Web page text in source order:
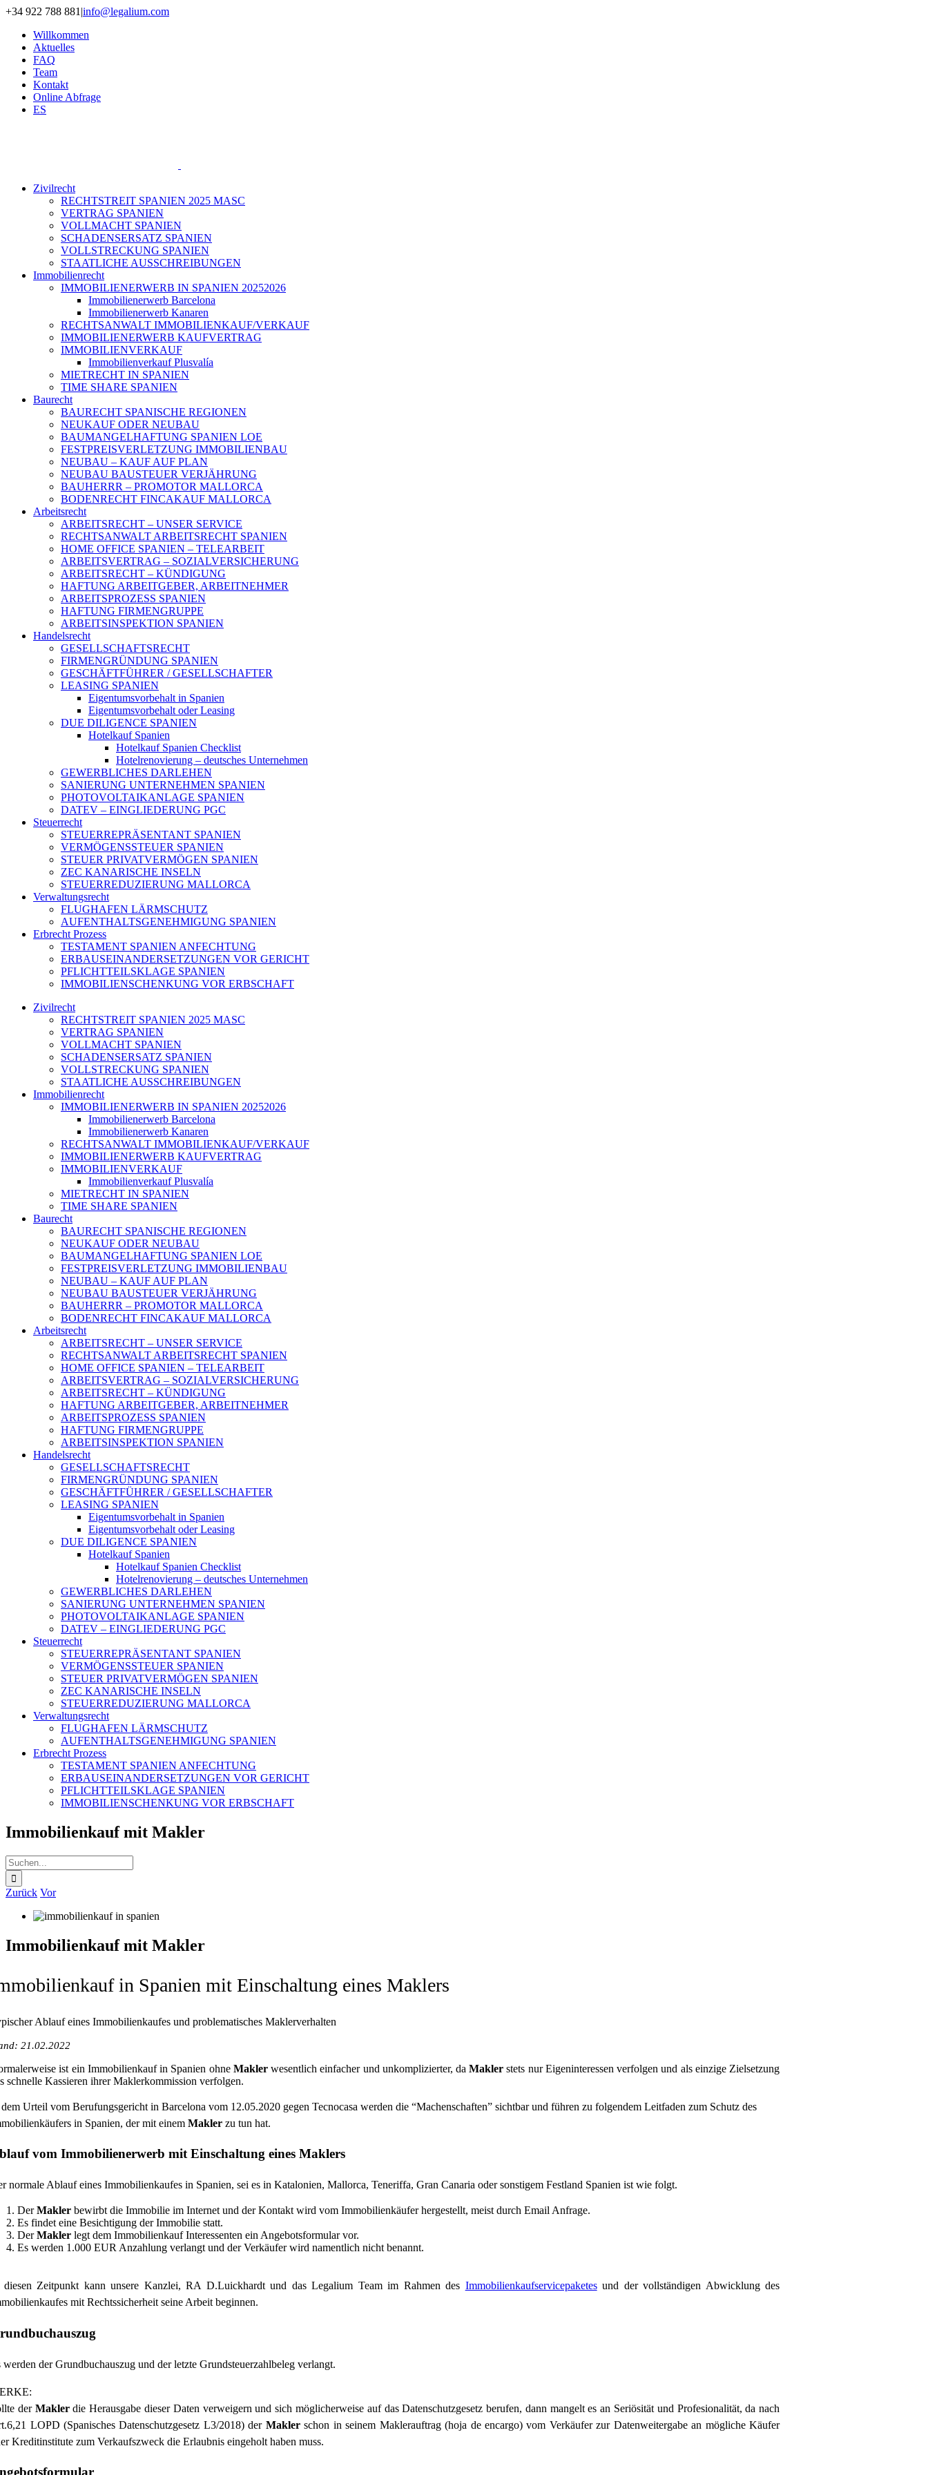
Zum
springen
+34 922 788 881 |info@legalium.com
Willkommen
Aktuelles
FAQ
Team
Kontakt
Online Abfrage
ES
Zivilrecht
RECHTSTREIT SPANIEN 2025 MASC
VERTRAG SPANIEN
VOLLMACHT SPANIEN
SCHADENSERSATZ SPANIEN
VOLLSTRECKUNG SPANIEN
STAATLICHE AUSSCHREIBUNGEN
Immobilienrecht
IMMOBILIENERWERB IN SPANIEN 20252026
Immobilienerwerb Barcelona
Immobilienerwerb Kanaren
RECHTSANWALT IMMOBILIENKAUF/VERKAUF
IMMOBILIENERWERB KAUFVERTRAG
IMMOBILIENVERKAUF
Immobilienverkauf Plusvalía
MIETRECHT IN SPANIEN
TIME SHARE SPANIEN
Baurecht
BAURECHT SPANISCHE REGIONEN
NEUKAUF ODER NEUBAU
BAUMANGELHAFTUNG SPANIEN LOE
FESTPREISVERLETZUNG IMMOBILIENBAU
NEUBAU – KAUF AUF PLAN
NEUBAU BAUSTEUER VERJÄHRUNG
BAUHERRR – PROMOTOR MALLORCA
BODENRECHT FINCAKAUF MALLORCA
Arbeitsrecht
ARBEITSRECHT – UNSER SERVICE
RECHTSANWALT ARBEITSRECHT SPANIEN
HOME OFFICE SPANIEN – TELEARBEIT
ARBEITSVERTRAG – SOZIALVERSICHERUNG
ARBEITSRECHT – KÜNDIGUNG
HAFTUNG ARBEITGEBER, ARBEITNEHMER
ARBEITSPROZESS SPANIEN
HAFTUNG FIRMENGRUPPE
ARBEITSINSPEKTION SPANIEN
Handelsrecht
GESELLSCHAFTSRECHT
FIRMENGRÜNDUNG SPANIEN
GESCHÄFTFÜHRER / GESELLSCHAFTER
LEASING SPANIEN
Eigentumsvorbehalt in Spanien
Eigentumsvorbehalt oder Leasing
DUE DILIGENCE SPANIEN
Hotelkauf Spanien
Hotelkauf Spanien Checklist
Hotelrenovierung – deutsches Unternehmen
GEWERBLICHES DARLEHEN
SANIERUNG UNTERNEHMEN SPANIEN
PHOTOVOLTAIKANLAGE SPANIEN
DATEV – EINGLIEDERUNG PGC
Steuerrecht
STEUERREPRÄSENTANT SPANIEN
VERMÖGENSSTEUER SPANIEN
STEUER PRIVATVERMÖGEN SPANIEN
ZEC KANARISCHE INSELN
STEUERREDUZIERUNG MALLORCA
Verwaltungsrecht
FLUGHAFEN LÄRMSCHUTZ
AUFENTHALTSGENEHMIGUNG SPANIEN
Erbrecht Prozess
TESTAMENT SPANIEN ANFECHTUNG
ERBAUSEINANDERSETZUNGEN VOR GERICHT
PFLICHTTEILSKLAGE SPANIEN
IMMOBILIENSCHENKUNG VOR ERBSCHAFT
Zivilrecht
RECHTSTREIT SPANIEN 2025 MASC
VERTRAG SPANIEN
VOLLMACHT SPANIEN
SCHADENSERSATZ SPANIEN
VOLLSTRECKUNG SPANIEN
STAATLICHE AUSSCHREIBUNGEN
Immobilienrecht
IMMOBILIENERWERB IN SPANIEN 20252026
Immobilienerwerb Barcelona
Immobilienerwerb Kanaren
RECHTSANWALT IMMOBILIENKAUF/VERKAUF
IMMOBILIENERWERB KAUFVERTRAG
IMMOBILIENVERKAUF
Immobilienverkauf Plusvalía
MIETRECHT IN SPANIEN
TIME SHARE SPANIEN
Baurecht
BAURECHT SPANISCHE REGIONEN
NEUKAUF ODER NEUBAU
BAUMANGELHAFTUNG SPANIEN LOE
FESTPREISVERLETZUNG IMMOBILIENBAU
NEUBAU – KAUF AUF PLAN
NEUBAU BAUSTEUER VERJÄHRUNG
BAUHERRR – PROMOTOR MALLORCA
BODENRECHT FINCAKAUF MALLORCA
Arbeitsrecht
ARBEITSRECHT – UNSER SERVICE
RECHTSANWALT ARBEITSRECHT SPANIEN
HOME OFFICE SPANIEN – TELEARBEIT
ARBEITSVERTRAG – SOZIALVERSICHERUNG
ARBEITSRECHT – KÜNDIGUNG
HAFTUNG ARBEITGEBER, ARBEITNEHMER
ARBEITSPROZESS SPANIEN
HAFTUNG FIRMENGRUPPE
ARBEITSINSPEKTION SPANIEN
Handelsrecht
GESELLSCHAFTSRECHT
FIRMENGRÜNDUNG SPANIEN
GESCHÄFTFÜHRER / GESELLSCHAFTER
LEASING SPANIEN
Eigentumsvorbehalt in Spanien
Eigentumsvorbehalt oder Leasing
DUE DILIGENCE SPANIEN
Hotelkauf Spanien
Hotelkauf Spanien Checklist
Hotelrenovierung – deutsches Unternehmen
GEWERBLICHES DARLEHEN
SANIERUNG UNTERNEHMEN SPANIEN
PHOTOVOLTAIKANLAGE SPANIEN
DATEV – EINGLIEDERUNG PGC
Steuerrecht
STEUERREPRÄSENTANT SPANIEN
VERMÖGENSSTEUER SPANIEN
STEUER PRIVATVERMÖGEN SPANIEN
ZEC KANARISCHE INSELN
STEUERREDUZIERUNG MALLORCA
Verwaltungsrecht
FLUGHAFEN LÄRMSCHUTZ
AUFENTHALTSGENEHMIGUNG SPANIEN
Erbrecht Prozess
TESTAMENT SPANIEN ANFECHTUNG
ERBAUSEINANDERSETZUNGEN VOR GERICHT
PFLICHTTEILSKLAGE SPANIEN
IMMOBILIENSCHENKUNG VOR ERBSCHAFT
Immobilienkauf mit Makler
Suche
nach:
Zurück Vor
Immobilienkauf mit Makler
in Spanien mit Einschaltung eines Maklers
Ablauf eines Immobilienkaufes und problematisches Maklerverhalten
21.02.2022
ist ein Immobilienkauf in Spanien ohne Maklerwesentlich einfacher und unkomplizierter, daMakler stets nur Eigeninteressen verfolgen und als einzige Zielsetzung
schnelle Kassieren ihrer Maklerkommission verfolgen.
Urteil vom Berufungsgericht in Barcelona vom 12.05.2020 gegen Tecnocasa werden die “Machenschaften” sichtbar und führen zu folgendem Leitfaden zum Schutz des
in Spanien, der mit einem Makler zu tun hat.
vom Immobilienerwerb mit Einschaltung eines Maklers
normale Ablauf eines Immobilienkaufes in Spanien, sei es in Katalonien, Mallorca, Teneriffa, Gran Canaria oder sonstigem Festland Spanien ist wie folgt.
DerMakler bewirbt die Immobilie im Internet und der Kontakt wird vom Immobilienkäufer hergestellt, meist durch Email Anfrage.
Es findet eine Besichtigung der Immobilie statt.
DerMakler legt dem Immobilienkauf Interessenten ein Angebotsformular vor.
Es werden 1.000 EUR Anzahlung verlangt und der Verkäufer wird namentlich nicht benannt.
Zeitpunkt kann unsere Kanzlei, RA D.Luickhardt und das Legalium Team im Rahmen des Immobilienkaufservicepaketesund der vollständigen Abwicklung des
mit Rechtssicherheit seine Arbeit beginnen.
werden der Grundbuchauszug und der letzte Grundsteuerzahlbeleg verlangt.
der Maklerdie Herausgabe dieser Daten verweigern und sich möglicherweise auf das Datenschutzgesetz berufen, dann mangelt es an Seriösität und Profesionalität, da nach
LOPD (Spanisches Datenschutzgesetz L3/2018) der Maklerschon in seinem Maklerauftrag (hoja de encargo) vom Verkäufer zur Datenweitergabe an mögliche Käufer
Kreditinstitute zum Verkaufszweck die Erlaubnis eingeholt haben muss.